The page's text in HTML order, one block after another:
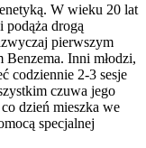
W wieku 20 lat
podąża drogą
pierwszym
Benzema. Inni młodzi,
codziennie 2-3 sesje
czuwa jego
dzień mieszka we
specjalnej